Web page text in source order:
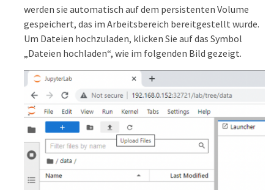
werden sie automatisch auf dem persistenten Volume
gespeichert, das im Arbeitsbereich bereitgestellt wurde.
Um Dateien hochzuladen, klicken Sie auf das Symbol
„Dateien hochladen“, wie im folgenden Bild gezeigt.